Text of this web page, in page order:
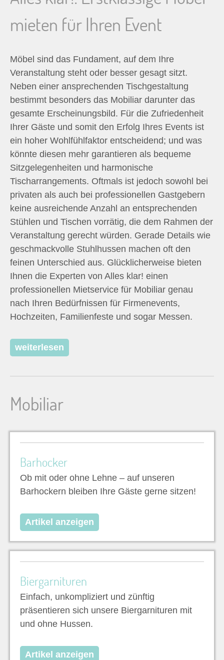
n
a
:
mieten für Ihren Event
Möbel sind das Fundament, auf dem Ihre
Veranstaltung steht oder besser gesagt sitzt.
Neben einer ansprechenden Tischgestaltung
bestimmt besonders das Mobiliar darunter das
gesamte Erscheinungsbild. Für die Zufriedenheit
Ihrer Gäste und somit den Erfolg Ihres Events ist
ein hoher Wohlfühlfaktor entscheidend; und was
könnte diesen mehr garantieren als bequeme
Sitzgelegenheiten und harmonische
Tischarrangements. Oftmals ist jedoch sowohl bei
privaten als auch bei professionellen Gastgebern
keine ausreichende Anzahl an entsprechenden
Stühlen und Tischen vorrätig, die dem Rahmen der
Veranstaltung gerecht würden. Gerade Details wie
geschmackvolle Stuhlhussen machen oft den
feinen Unterschied aus. Glücklicherweise bieten
Ihnen die Experten von Alles klar! einen
professionellen Mietservice für Mobiliar genau
nach Ihren Bedürfnissen für Firmenevents,
Hochzeiten, Familienfeste und sogar Messen.
weiterlesen
Mobiliar
Barhocker
Ob mit oder ohne Lehne – auf unseren
Barhockern bleiben Ihre Gäste gerne sitzen!
Artikel anzeigen
Biergarnituren
Einfach, unkompliziert und zünftig
präsentieren sich unsere Biergarnituren mit
und ohne Hussen.
Artikel anzeigen